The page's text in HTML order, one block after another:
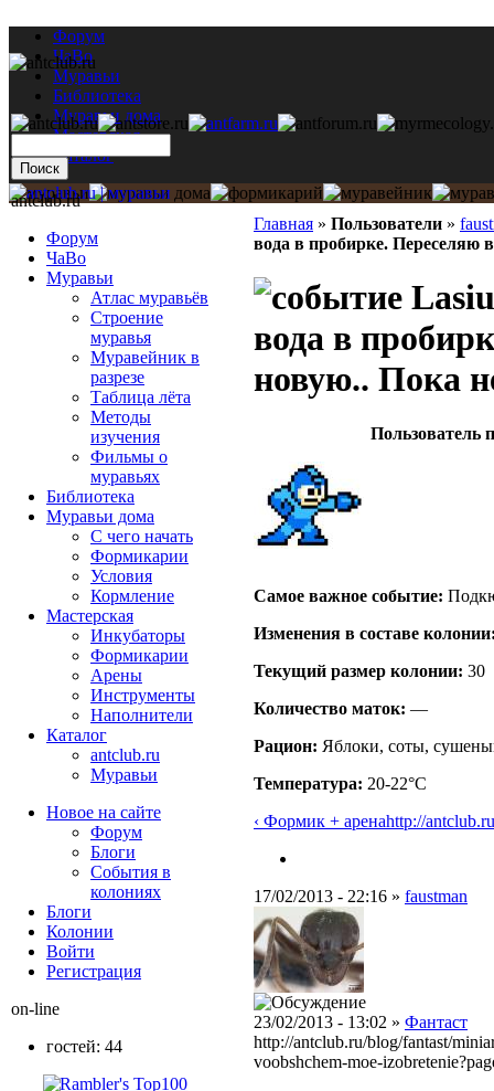
Форум
ЧаВо
Муравьи
Библиотека
Муравьи дома
Мастерская
Каталог
Главная » Пользователи »
вода в пробирке. Переселяю
вода в
новую.. Пока
Пользователь
Самое важное событие:
Изменения в составе
Текущий размер кoлонии: 30
Количество маток: —
Рацион: Яблоки, соты,
Температура: 20-22°C
‹ Формик + аренаhttp://
17/02/2013 - 22:16 » faustman
23/02/2013 - 13:02 » Фантаст
http://antclub.ru/blog/fantast/
voobshchem-moe-
antclub.ru
Форум
ЧаВо
Муравьи
Атлас муравьёв
Строение
муравья
Муравейник в
разрезе
Таблица лёта
Методы
изучения
Фильмы о
муравьях
Библиотека
Муравьи дома
С чего начать
Формикарии
Условия
Кормление
Мастерская
Инкубаторы
Формикарии
Арены
Инструменты
Наполнители
Каталог
antclub.ru
Муравьи
Новое на сайте
Форум
Блоги
События в
колониях
Блоги
Колонии
Войти
Peгиcтpaция
on-line
гостей: 44